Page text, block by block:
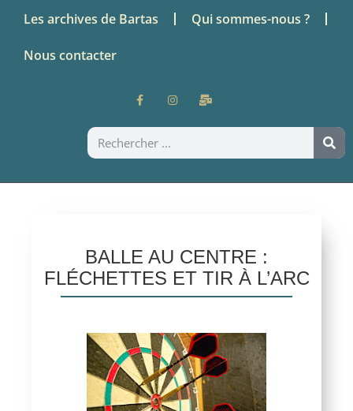
Les archives de Bartas Qui sommes-nous ?
Nous contacter
BALLE AU CENTRE :
FLÉCHETTES ET TIR À L’ARC